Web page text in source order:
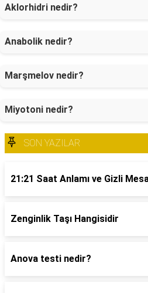
Aklorhidri nedir?
Anabolik nedir?
Marşmelov nedir?
Miyotoni nedir?
SON YAZILAR
21:21 Saat Anlamı ve Gizli
Zenginlik Taşı Hangisidir
Anova testi nedir?